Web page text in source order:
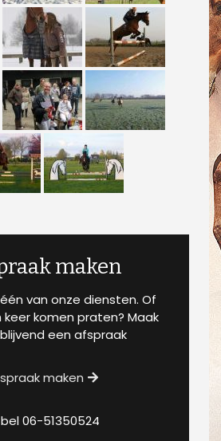
maken
van onze diensten. Of
komen praten? Maak
een afspraak
maken
06-51350524